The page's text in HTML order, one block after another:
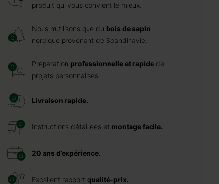
produit qui vous convient le mieux.
Nous n’utilisons que du bois de sapin
nordique provenant de Scandinavie.
Préparation professionnelle et rapide de
projets personnalisés.
Livraison rapide.
Instructions détaillées et montage facile.
20 ans d’expérience.
Excellent rapport qualité-prix.